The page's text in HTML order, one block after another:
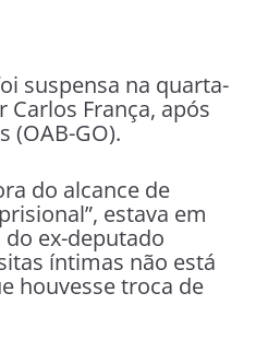
suspensa na quarta-
França, após
(OAB-GO).
do alcance de
estava em
ex-deputado
íntimas não está
houvesse troca de